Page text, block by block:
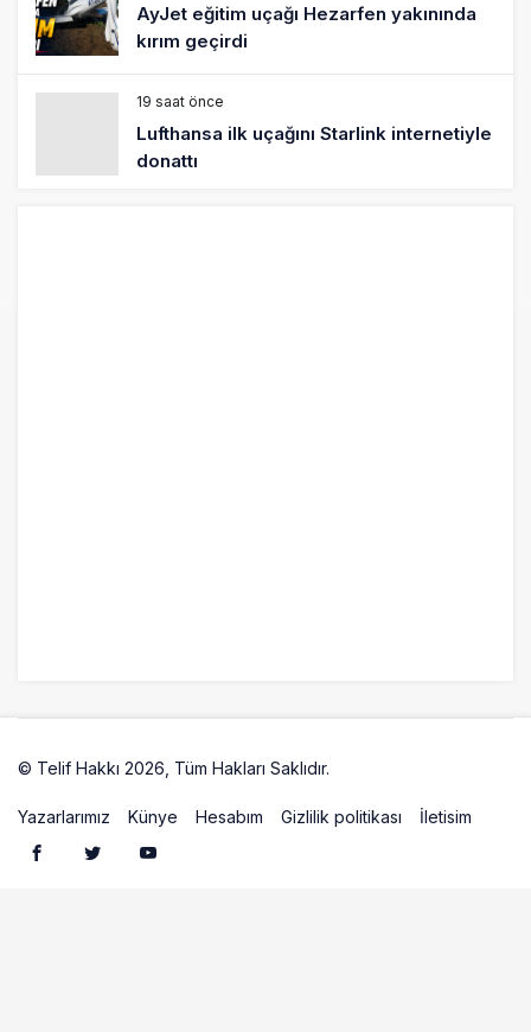
AyJet eğitim uçağı Hezarfen yakınında
kırım geçirdi
19 saat önce
Lufthansa ilk uçağını Starlink internetiyle
donattı
© Telif Hakkı 2026, Tüm Hakları Saklıdır.
Yazarlarımız Künye Hesabım Gizlilik politikası İletisim